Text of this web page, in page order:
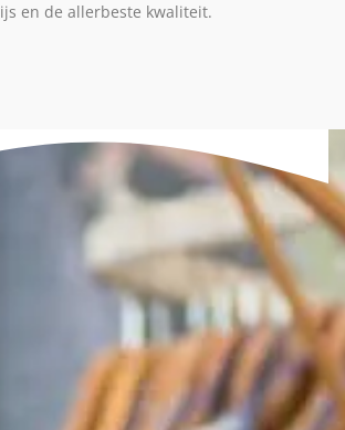
en de allerbeste kwaliteit.